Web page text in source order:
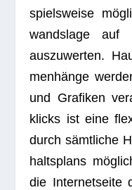
spiels­weise
wands­lage auf
aus­zu­wer­ten.
men­hänge
und Gra­fi­ken
klicks ist eine
durch sämt­li­che
halts­plans
die Inter­net­seite